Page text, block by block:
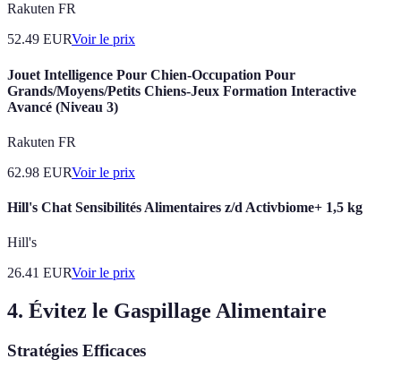
Rakuten FR
52.49 EURVoir le prix
Jouet Intelligence Pour Chien-Occupation Pour
Grands/Moyens/Petits Chiens-Jeux Formation Interactive
Avancé (Niveau 3)
Rakuten FR
62.98 EURVoir le prix
Hill's Chat Sensibilités Alimentaires z/d Activbiome+ 1,5 kg
Hill's
26.41 EURVoir le prix
4. Évitez le Gaspillage Alimentaire
Stratégies Efficaces